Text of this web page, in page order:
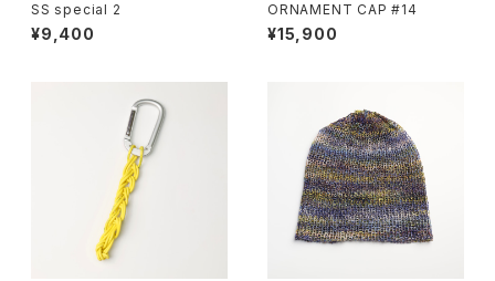
SS special 2
¥9,400
ORNAMENT CAP #14
¥15,900